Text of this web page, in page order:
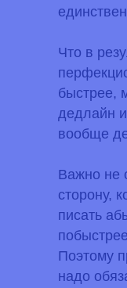
Что в
быстрее,
дедлайн
вообще
Важно не
сторону,
писать
Поэтому
надо